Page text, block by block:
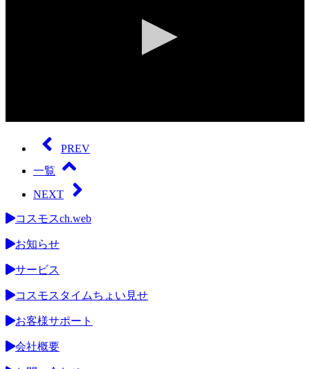
seconds
seconds
PREV
一覧
NEXT
コスモスch.web
お知らせ
サービス
コスモスタイムちょい見せ
お客様サポート
会社概要